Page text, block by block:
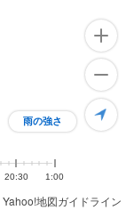
Yahoo!地図ガイドライン
雨の強さ
20:30 1:00